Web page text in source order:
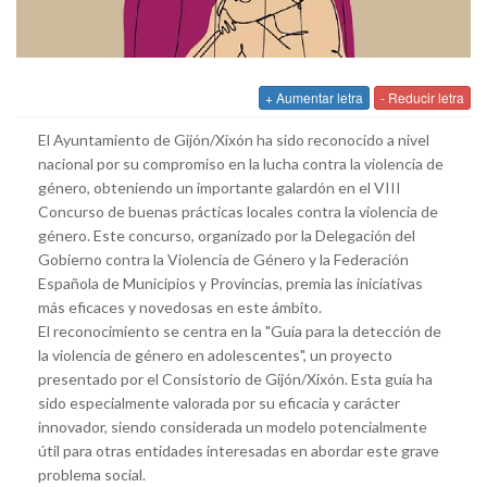
+ Aumentar letra - Reducir letra
El Ayuntamiento de Gijón/Xixón ha sido reconocido a nivel
nacional por su compromiso en la lucha contra la violencia de
género, obteniendo un importante galardón en el VIII
Concurso de buenas prácticas locales contra la violencia de
género. Este concurso, organizado por la Delegación del
Gobierno contra la Violencia de Género y la Federación
Española de Municipios y Provincias, premia las iniciativas
más eficaces y novedosas en este ámbito.
El reconocimiento se centra en la "Guía para la detección de
la violencia de género en adolescentes", un proyecto
presentado por el Consistorio de Gijón/Xixón. Esta guía ha
sido especialmente valorada por su eficacia y carácter
innovador, siendo considerada un modelo potencialmente
útil para otras entidades interesadas en abordar este grave
problema social.